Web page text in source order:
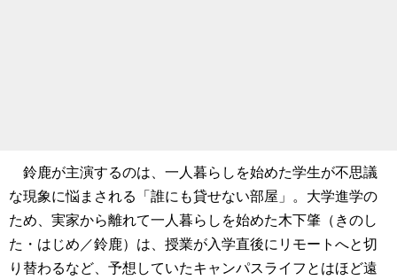
鈴鹿が主演するのは、一人暮らしを始めた学生が不思議
な現象に悩まされる「誰にも貸せない部屋」。大学進学の
ため、実家から離れて一人暮らしを始めた木下肇（きのし
た・はじめ／鈴鹿）は、授業が入学直後にリモートへと切
り替わるなど、予想していたキャンパスライフとはほど遠